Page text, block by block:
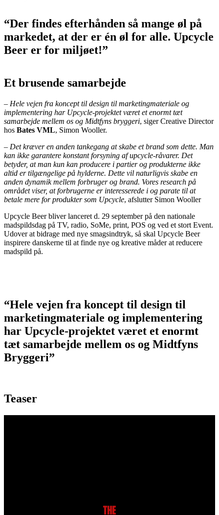
“Der findes efterhånden så mange øl på
markedet, at der er én øl for alle. Upcycle
Beer er for miljøet!”
Et brusende samarbejde
– Hele vejen fra koncept til design til marketingmateriale og
implementering har Upcycle-projektet været et enormt tæt
samarbejde mellem os og Midtfyns bryggeri, siger Creative Director
hos Bates VML, Simon Wooller.
– Det kræver en anden tankegang at skabe et brand som dette. Man
kan ikke garantere konstant forsyning af upcycle-råvarer. Det
betyder, at man kun kan producere i partier og produkterne ikke
altid er tilgængelige på hylderne. Dette vil naturligvis skabe en
anden dynamik mellem forbruger og brand. Vores research på
området viser, at forbrugerne er interesserede i og parate til at
betale mere for produkter som Upcycle, afslutter Simon Wooller
Upcycle Beer bliver lanceret d. 29 september på den nationale
madspildsdag på TV, radio, SoMe, print, POS og ved et stort Event.
Udover at bidrage med nye smagsindtryk, så skal Upcycle Beer
inspirere danskerne til at finde nye og kreative måder at reducere
madspild på.
“Hele vejen fra koncept til design til
marketingmateriale og implementering
har Upcycle-projektet været et enormt
tæt samarbejde mellem os og Midtfyns
Bryggeri”
Teaser